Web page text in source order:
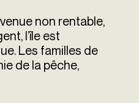
non rentable,
l’île est
Les familles de
de la pêche,